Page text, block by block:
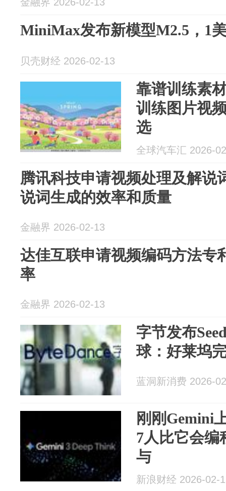
MiniMax发布新模型M2.5，1
贝壳财经 2026-02-13
靠谱训练素
训练图片视
选
全球汽车汇 2026-
腾讯科技申请视频处理及解说
说词生成的效率和质量
金融界 2026-02-13
达佳互联申请视频编码方法专
率
金融界 2026-02-13
字节发布
球：好莱坞
蓝洞新消费 2026-
刚刚Gemini
7人比它会编
与
新浪财经 2026-02-